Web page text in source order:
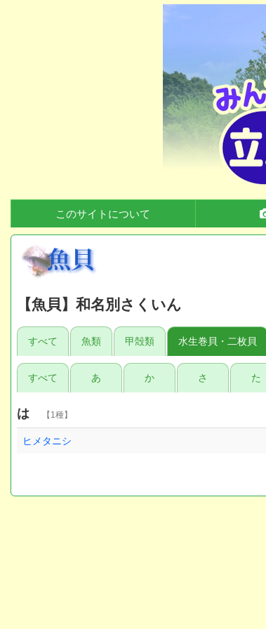
このサイトについて
【魚貝】和名別さくいん
すべて 魚類 甲殻類 水生巻貝・二枚貝
すべて あ か さ た
は 【1種】
ヒメタニシ